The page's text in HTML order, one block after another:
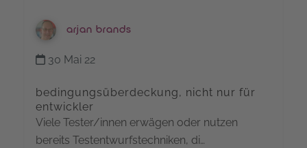
arjan brands
30 Mai 22
bedingungsüberdeckung, nicht nur für
entwickler
Viele Tester/innen erwägen oder nutzen
bereits Testentwurfstechniken, di…